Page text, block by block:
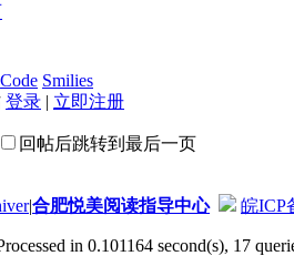
Code Smilies
登录 | 立即注册
回帖后跳转到最后一页
|合肥悦美阅读指导中心 皖ICP
in 0.101164 second(s), 17